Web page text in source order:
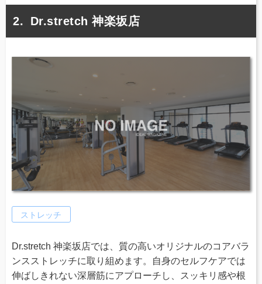
Dr.stretch 神楽坂店
ストレッチ
Dr.stretch 神楽坂店では、質の高いオリジナルのコアバラ
ンスストレッチに取り組めます。自身のセルフケアでは
伸ばしきれない深層筋にアプローチし、スッキリ感や根